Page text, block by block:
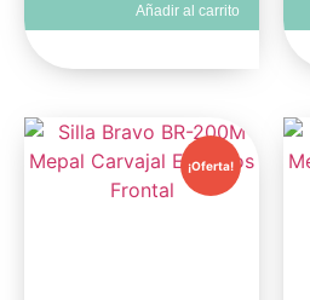
Añadir al carrito
¡Oferta!